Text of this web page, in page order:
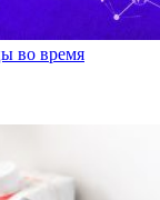
во время